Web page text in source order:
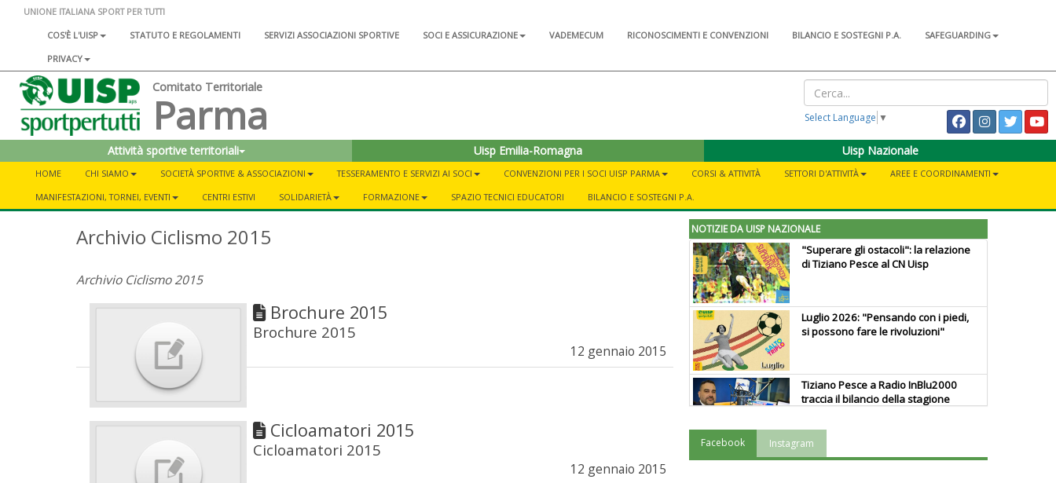
UNIONE ITALIANA SPORT PER TUTTI
COS'È L'UISP
STATUTO E REGOLAMENTI SERVIZI ASSOCIAZIONI SPORTIVE SOCI E ASSICURAZIONE VADEMECUM RICONOSCIMENTI E CONVENZIONI BILANCIO E SOSTEGNI P.A.
SAFEGUARDING
PRIVACY
Comitato Territoriale
Parma Select Language ▼
Attività sportive territoriali Uisp Emilia-Romagna Uisp Nazionale
HOME CHI SIAMO SOCIETÀ SPORTIVE & ASSOCIAZIONI TESSERAMENTO E SERVIZI AI SOCI CONVENZIONI PER I SOCI UISP PARMA CORSI & ATTIVITÀ SETTORI D'ATTIVITÀ
AREE E COORDINAMENTI
MANIFESTAZIONI, TORNEI, EVENTI
CENTRI ESTIVI SOLIDARIETÀ FORMAZIONE SPAZIO TECNICI EDUCATORI BILANCIO E SOSTEGNI P.A.
Archivio Ciclismo 2015
Archivio Ciclismo 2015
Brochure 2015
Brochure 2015
12 gennaio 2015
Cicloamatori 2015
Cicloamatori 2015
12 gennaio 2015
NOTIZIE DA UISP NAZIONALE
"Superare gli ostacoli": la relazione
di Tiziano Pesce al CN Uisp
Luglio 2026: "Pensando con i piedi,
si possono fare le rivoluzioni"
Tiziano Pesce a Radio InBlu2000
traccia il bilancio della stagione
Facebook Instagram